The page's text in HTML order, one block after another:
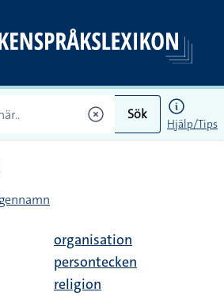
Sök
Hjälp/Tips
organisation
persontecken
religion